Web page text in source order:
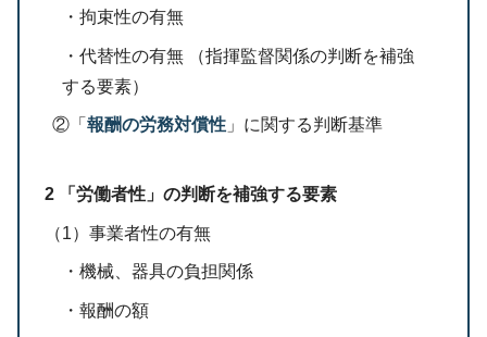
・拘束性の有無
・代替性の有無 （指揮監督関係の判断を補強
する要素）
②「報酬の労務対償性 」に関する判断基準
2 「労働者性」の判断を補強する要素
（1）事業者性の有無
・機械、器具の負担関係
・報酬の額